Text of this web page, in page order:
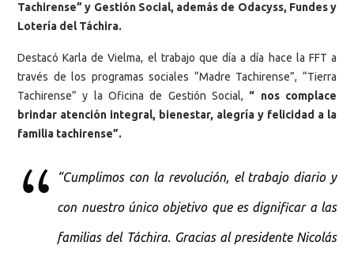
Tachirense” y Gestión Social, además de Odacyss, Fundes y
Lotería del Táchira.
Destacó Karla de Vielma, el trabajo que día a día hace la FFT a
través de los programas sociales “Madre Tachirense”, “Tierra
Tachirense” y la Oficina de Gestión Social, “ nos complace
brindar atención integral, bienestar, alegría y felicidad a la
familia tachirense”.
“Cumplimos con la revolución, el trabajo diario y
con nuestro único objetivo que es dignificar a las
familias del Táchira. Gracias al presidente Nicolás